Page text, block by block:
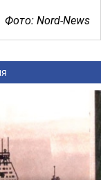
Фото: Nord-News